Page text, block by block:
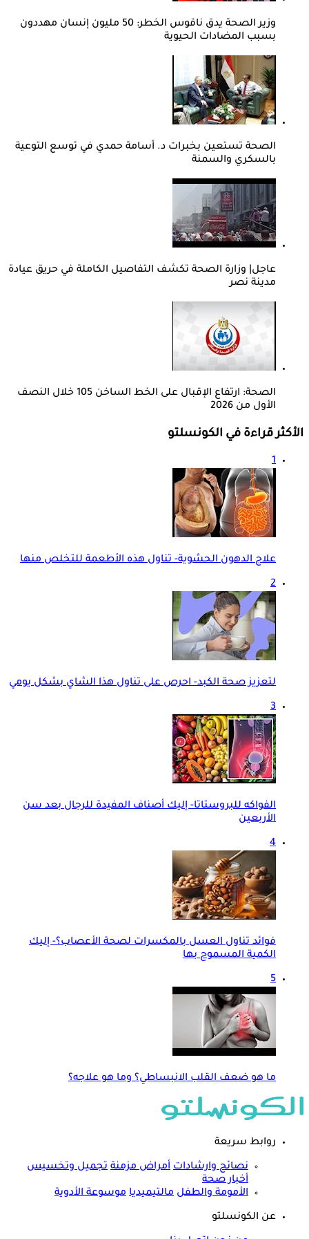
وزير الصحة يدق ناقوس الخطر: 50 مليون إنسان مهددون
بسبب المضادات الحيوية
الصحة تستعين بخبرات د. أسامة حمدي في توسع التوعية
بالسكري والسمنة
عاجل| وزارة الصحة تكشف التفاصيل الكاملة في حريق عيادة
مدينة نصر
الصحة: ارتفاع الإقبال على الخط الساخن 105 خلال النصف
الأول من 2026
الأكثر قراءة في الكونسلتو
1
علاج الدهون الحشوية- تناول هذه الأطعمة للتخلص منها
2
لتعزيز صحة الكبد- احرص على تناول هذا الشاي بشكل يومي
3
الفواكه للبروستاتا- إليك أصناف المفيدة للرجال بعد سن
الأربعين
4
فوائد تناول العسل بالمكسرات لصحة الأعصاب؟- إليك
الكمية المسموح بها
5
ما هو ضعف القلب الانبساطي؟ وما هو علاجه؟
روابط سريعة
نصائح وارشادات أمراض مزمنة تجميل وتخسيس
أخبار صحة
الأمومة والطفل مالتيميديا موسوعة الأدوية
عن الكونسلتو